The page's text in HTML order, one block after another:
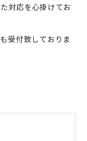
対応を心掛けてお
受付致しておりま